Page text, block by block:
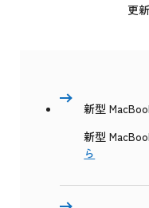
更
新型
新型
ら